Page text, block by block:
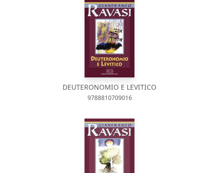
DEUTERONOMIO E LEVITICO
9788810709016